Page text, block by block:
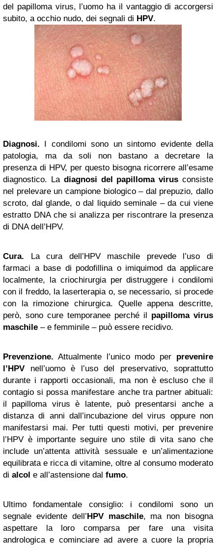
del papilloma virus, l’uomo ha il vantaggio di accorgersi
subito, a occhio nudo, dei segnali di HPV.
Diagnosi. I condilomi sono un sintomo evidente della
patologia, ma da soli non bastano a decretare la
presenza di HPV, per questo bisogna ricorrere all’esame
diagnostico. La diagnosi del papilloma virus consiste
nel prelevare un campione biologico – dal prepuzio, dallo
scroto, dal glande, o dal liquido seminale – da cui viene
estratto DNA che si analizza per riscontrare la presenza
di DNA dell’HPV.
Cura. La cura dell’HPV maschile prevede l’uso di
farmaci a base di podofillina o imiquimod da applicare
localmente, la criochirurgia per distruggere i condilomi
con il freddo, la laserterapia o, se necessario, si procede
con la rimozione chirurgica. Quelle appena descritte,
però, sono cure temporanee perché il papilloma virus
maschile – e femminile – può essere recidivo.
Prevenzione. Attualmente l’unico modo per prevenire
l’HPV nell’uomo è l’uso del preservativo, soprattutto
durante i rapporti occasionali, ma non è escluso che il
contagio si possa manifestare anche tra partner abituali:
il papilloma virus è latente, può presentarsi anche a
distanza di anni dall’incubazione del virus oppure non
manifestarsi mai. Per tutti questi motivi, per prevenire
l’HPV è importante seguire uno stile di vita sano che
include un’attenta attività sessuale e un’alimentazione
equilibrata e ricca di vitamine, oltre al consumo moderato
di alcol e all’astensione dal fumo.
Ultimo fondamentale consiglio: i condilomi sono un
segnale evidente dell’HPV maschile, ma non bisogna
aspettare la loro comparsa per fare una visita
andrologica e cominciare ad avere a cuore la propria